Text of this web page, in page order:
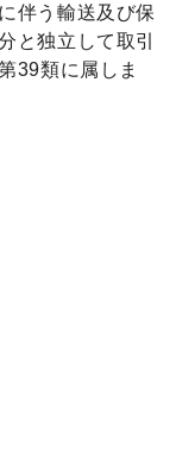
伴う輸送及び保
と独立して取引
39類に属しま